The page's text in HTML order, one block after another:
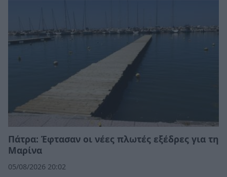
Πάτρα: Έφτασαν οι νέες πλωτές εξέδρες για τη
Μαρίνα
05/08/2026 20:02